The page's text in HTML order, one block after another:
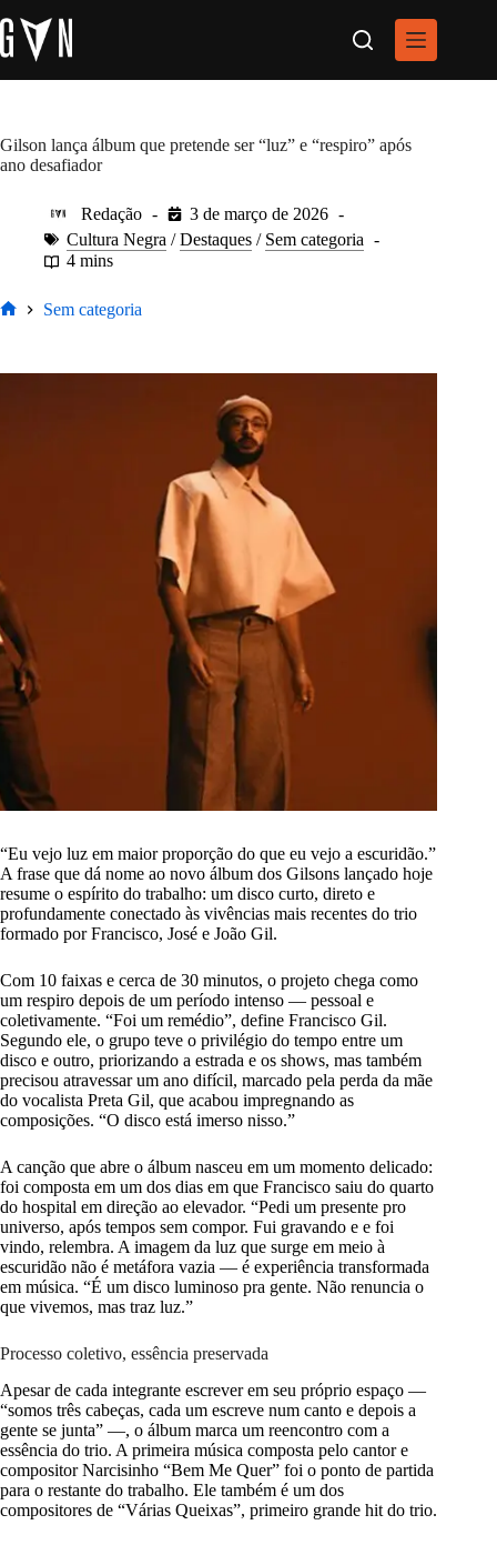
para
o
conteúdo
Gilson lança álbum que pretende ser “luz” e “respiro” após
ano desafiador
Redação
3 de março de 2026
Cultura Negra /Destaques / Sem categoria
4 mins
Sem categoria
“Eu vejo luz em maior proporção do que eu vejo a escuridão.”
A frase que dá nome ao novo álbum dos Gilsons lançado hoje
resume o espírito do trabalho: um disco curto, direto e
profundamente conectado às vivências mais recentes do trio
formado por Francisco, José e João Gil.
Com 10 faixas e cerca de 30 minutos, o projeto chega como
um respiro depois de um período intenso — pessoal e
coletivamente. “Foi um remédio”, define Francisco Gil.
Segundo ele, o grupo teve o privilégio do tempo entre um
disco e outro, priorizando a estrada e os shows, mas também
precisou atravessar um ano difícil, marcado pela perda da mãe
do vocalista Preta Gil, que acabou impregnando as
composições. “O disco está imerso nisso.”
A canção que abre o álbum nasceu em um momento delicado:
foi composta em um dos dias em que Francisco saiu do quarto
do hospital em direção ao elevador. “Pedi um presente pro
universo, após tempos sem compor. Fui gravando e e foi
vindo, relembra. A imagem da luz que surge em meio à
escuridão não é metáfora vazia — é experiência transformada
em música. “É um disco luminoso pra gente. Não renuncia o
que vivemos, mas traz luz.”
Processo coletivo, essência preservada
Apesar de cada integrante escrever em seu próprio espaço —
“somos três cabeças, cada um escreve num canto e depois a
gente se junta” —, o álbum marca um reencontro com a
essência do trio. A primeira música composta pelo cantor e
compositor Narcisinho “Bem Me Quer” foi o ponto de partida
para o restante do trabalho. Ele também é um dos
compositores de “Várias Queixas”, primeiro grande hit do trio.